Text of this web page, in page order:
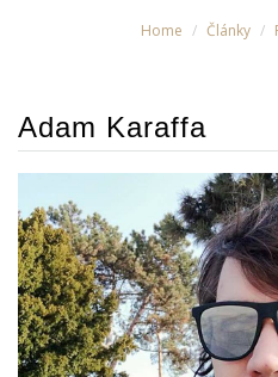
Home Články
Adam Karaffa